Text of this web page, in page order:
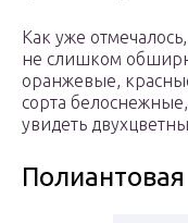
Как уже
не слишком
оранжевые,
сорта
увидеть